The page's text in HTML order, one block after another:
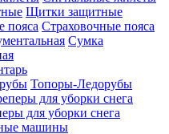
Щитки защитные
Страховочные пояса
Сумка
Топоры-Ледорубы
для уборки снега